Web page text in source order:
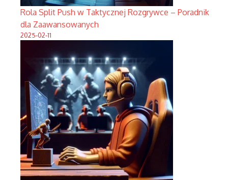
Rola Split Push w Taktycznej Rozgrywce – Poradnik
dla Zaawansowanych
2025-02-11